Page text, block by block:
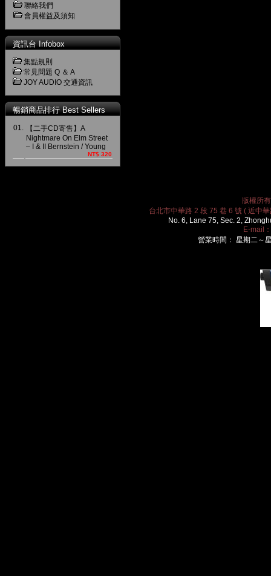
聯絡我們
會員權益及須知
資訊台 Infobox
集點規則
常見問題 Q ＆ A
JOY AUDIO 交通資訊
暢銷商品排行 Best Sellers
01.
【二手CD寄售】A
Nightmare On Elm Street
– I & II Bernstein / Young
NT$ 320
版權所
台北市中華路 2 段 75 巷 6 號 ( 近中
No. 6, Lane 75, Sec. 2,
E-mail：
營業時間： 星期二～